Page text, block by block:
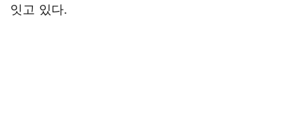
잇고 있다.